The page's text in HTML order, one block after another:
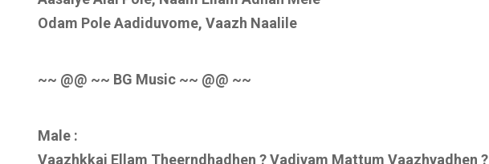
Odam Pole Aadiduvome, Vaazh Naalile
~~ @@ ~~ BG Music ~~ @@ ~~
Male :
Vaazhkkai Ellam Theerndhadhen ? Vadivam Mattum Vaazhvadhen ?